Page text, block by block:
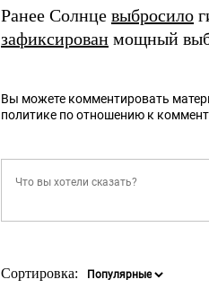
Ранее Солнце выбросило
зафиксирован мощный
Вы можете комментировать
политике по отношению к
Сортировка: